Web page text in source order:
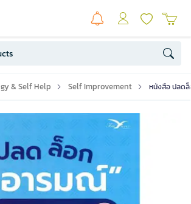
& Self Help Self Improvement หนังสือ ปลด